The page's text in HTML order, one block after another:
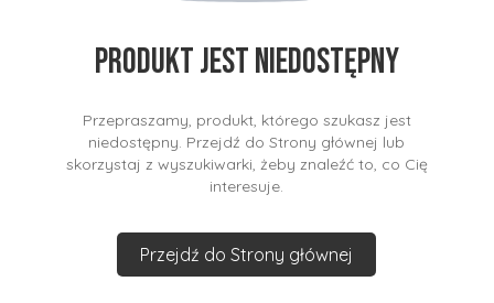
Produkt jest niedostępny
Przepraszamy, produkt, którego szukasz jest
niedostępny. Przejdź do Strony głównej lub
skorzystaj z wyszukiwarki, żeby znaleźć to, co Cię
interesuje.
Przejdź do Strony głównej